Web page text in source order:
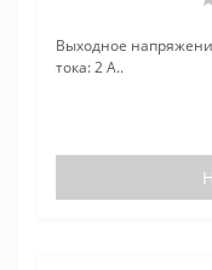
Выходное
тока: 2 А..